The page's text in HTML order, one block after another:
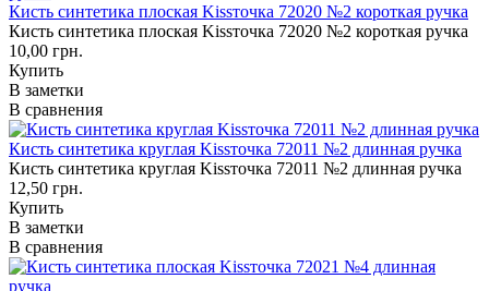
Кисть синтетика плоская Kissточка 72020 №2 короткая ручка
Кисть синтетика плоская Kissточка 72020 №2 короткая ручка
10,00 грн.
Купить
В заметки
В сравнения
Кисть синтетика круглая Kissточка 72011 №2 длинная ручка
Кисть синтетика круглая Kissточка 72011 №2 длинная ручка
12,50 грн.
Купить
В заметки
В сравнения